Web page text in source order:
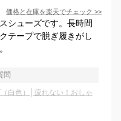
価格と在庫を楽天でチェック >>
シューズです。長時間
テープで脱ぎ履きがし
問
白色）│疲れない！おしゃ